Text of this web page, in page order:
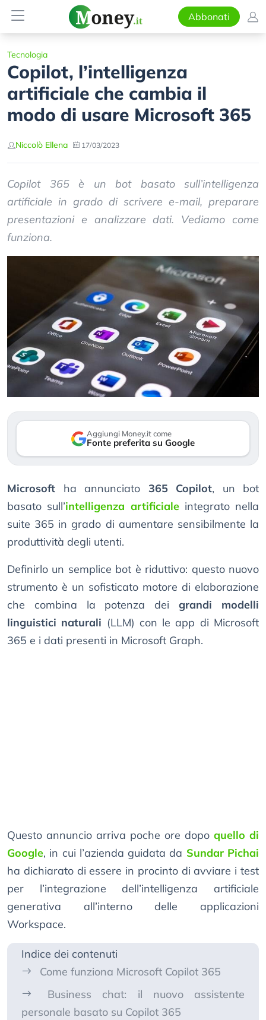
Abbonati
Tecnologia
Copilot, l’intelligenza
artificiale che cambia il
modo di usare Microsoft 365
Niccolò Ellena 17/03/2023
Copilot 365 è un bot basato sull’intelligenza
artificiale in grado di scrivere e-mail, preparare
presentazioni e analizzare dati. Vediamo come
funziona.
Aggiungi Money.it come
Fonte preferita su Google
Microsoft ha annunciato 365 Copilot, un bot
basato sull’intelligenza artificialeintegrato nella
suite 365 in grado di aumentare sensibilmente la
produttività degli utenti.
Definirlo un semplice bot è riduttivo: questo nuovo
strumento è un sofisticato motore di elaborazione
che combina la potenza deigrandi modelli
linguistici naturali (LLM) con le app di Microsoft
365 e i dati presenti in Microsoft Graph.
Questo annuncio arriva poche ore dopo quello di
Google, in cui l’azienda guidata da Sundar Pichai
ha dichiarato di essere in procinto di avviare i test
per l’integrazione dell’intelligenza artificiale
generativa all’interno delle applicazioni
Workspace.
Indice dei contenuti
Come funziona Microsoft Copilot 365
Business chat: il nuovo assistente
personale basato su Copilot 365